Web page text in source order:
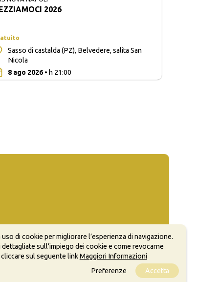
2026
Sasso di castalda (PZ), Belvedere, salita San
Nicola
8 ago 2026• h 21:00
uso di cookie per migliorare l’esperienza di navigazione.
sull’impiego dei cookie e come revocarne
sul seguente linkMaggiori Informazioni
Preferenze
Accetta